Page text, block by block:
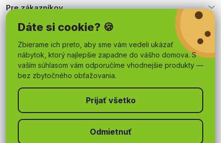
Dáte si cookie? 🍪
Zbierame ich preto, aby sme vám vedeli ukázať
nábytok, ktorý najlepšie zapadne do vášho domova. S
vaším súhlasom vám odporučíme vhodnejšie produkty —
bez zbytočného obťažovania.
Odmietnuť
Pre zákazníkov
mojnabytok.sk. Všetky práva vyhradené.